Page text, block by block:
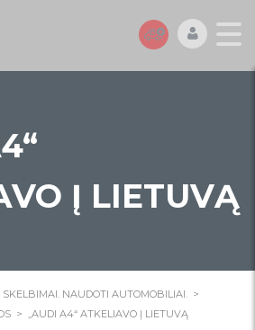
Į LIETUVĄ
NAUDOTI AUTOMOBILIAI. >
> „AUDI A4“ ATKELIAVO Į LIETUVĄ